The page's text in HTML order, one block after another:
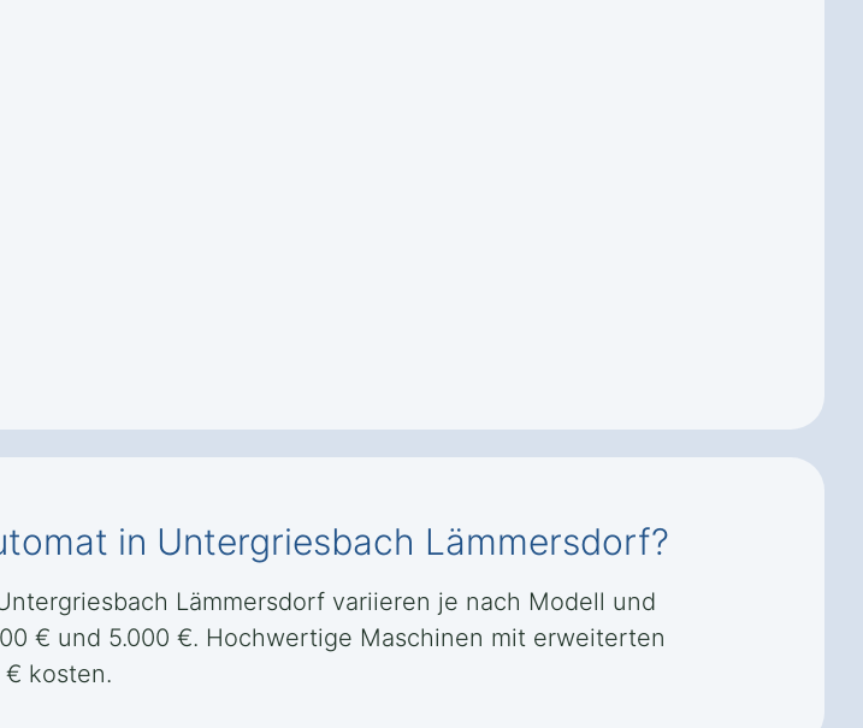
in Untergriesbach Lämmersdorf?
Lämmersdorf variieren je nach Modell und
€ und 5.000 €. Hochwertige Maschinen mit erweiterten
€ kosten.